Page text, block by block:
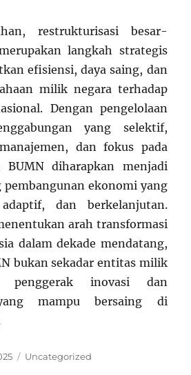
restrukturisasi besar-
langkah strategis
efisiensi, daya saing, dan
milik negara terhadap
Dengan pengelolaan
yang selektif,
dan fokus pada
BUMN diharapkan menjadi
ekonomi yang
dan berkelanjutan.
arah transformasi
dalam dekade mendatang,
bukan sekadar entitas milik
penggerak inovasi dan
mampu bersaing di
Categories
Uncategorized